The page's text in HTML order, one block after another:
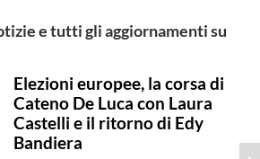
e tutti gli aggiornamenti su
Elezioni europee, la corsa di
Cateno De Luca con Laura
Castelli e il ritorno di Edy
Bandiera